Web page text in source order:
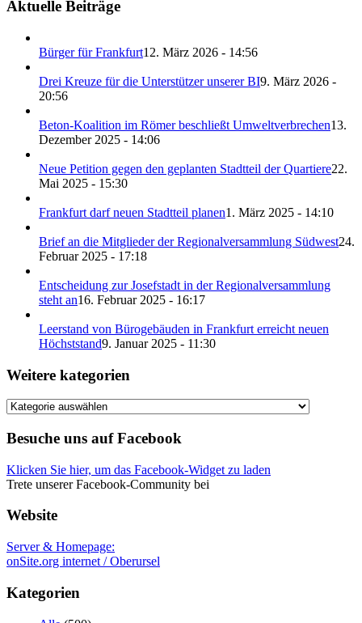
Aktuelle Beiträge
Bürger für Frankfurt12. März 2026 - 14:56
Drei Kreuze für die Unterstützer unserer BI9. März 2026 -
20:56
Beton-Koalition im Römer beschließt Umweltverbrechen13.
Dezember 2025 - 14:06
Neue Petition gegen den geplanten Stadtteil der Quartiere22.
Mai 2025 - 15:30
Frankfurt darf neuen Stadtteil planen1. März 2025 - 14:10
Brief an die Mitglieder der Regionalversammlung Südwest24.
Februar 2025 - 17:18
Entscheidung zur Josefstadt in der Regionalversammlung
steht an16. Februar 2025 - 16:17
Leerstand von Bürogebäuden in Frankfurt erreicht neuen
Höchststand9. Januar 2025 - 11:30
Weitere kategorien
Weitere
Besuche uns auf Facebook
Klicken Sie hier, um das Facebook-Widget zu laden
Trete unserer Facebook-Community bei
Website
Server & Homepage:
onSite.org internet / Oberursel
Kategorien